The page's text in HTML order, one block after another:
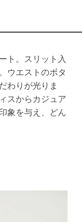
ト。スリット入
ウエストのボタ
わりが光りま
スからカジュア
象を与え、どん